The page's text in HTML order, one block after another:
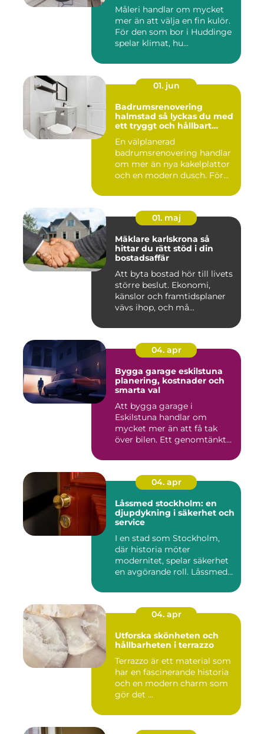
Måleri handlar om mycket
mer än att välja en fin kulör.
För den som bor i Huddinge
spelar klimat, hu...
01. jun
Badrumsrenovering
halmstad så lyckas du med
ett tryggt och hållbart
En välplanerad
badrumsrenovering handlar
om mer än nya kakelplattor
och en modern dusch. För
01. maj
Mäklare karlskrona så
hittar du rätt stöd i din
bostadsaffär
Att byta bostad hör till livets
större beslut. Ekonomi,
känslor och framtidsplaner
vävs ihop, och må...
04. apr
Bygga garage eskilstuna
planering, kostnader och
smarta val
Att bygga garage i
Eskilstuna handlar om
mycket mer än att få tak
över bilen. Ett genomtänkt
04. apr
Låssmed stockholm: en
djupdykning i säkerhet och
service
I en stad som Stockholm,
där historia möter
modernitet, spelar säkerhet
en avgörande roll. Låssmed
04. apr
Utforska skönheten och
hållbarheten i terrazzo
Terrazzo är ett material som
har en fascinerande historia
och en modern charm som
gör det ...